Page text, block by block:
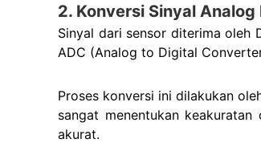
2. Konversi Sinyal
Sinyal dari sensor diterima oleh
ADC (Analog to Digital
Proses konversi ini dilakukan
sangat menentukan
akurat.